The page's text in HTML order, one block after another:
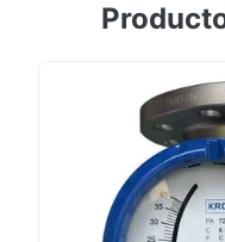
aplicaciones de